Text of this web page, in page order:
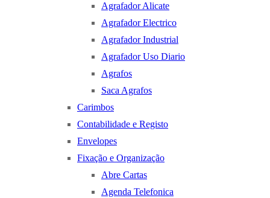
Agrafador Alicate
Agrafador Electrico
Agrafador Industrial
Agrafador Uso Diario
Agrafos
Saca Agrafos
Carimbos
Contabilidade e Registo
Envelopes
Fixação e Organização
Abre Cartas
Agenda Telefonica